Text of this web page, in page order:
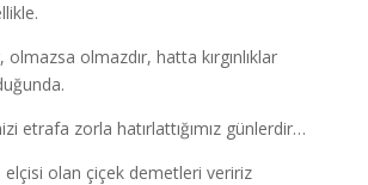
olmazdır, hatta kırgınlıklar
etrafa zorla hatırlattığımız günlerdir…
elçisi olan çiçek demetleri veririz